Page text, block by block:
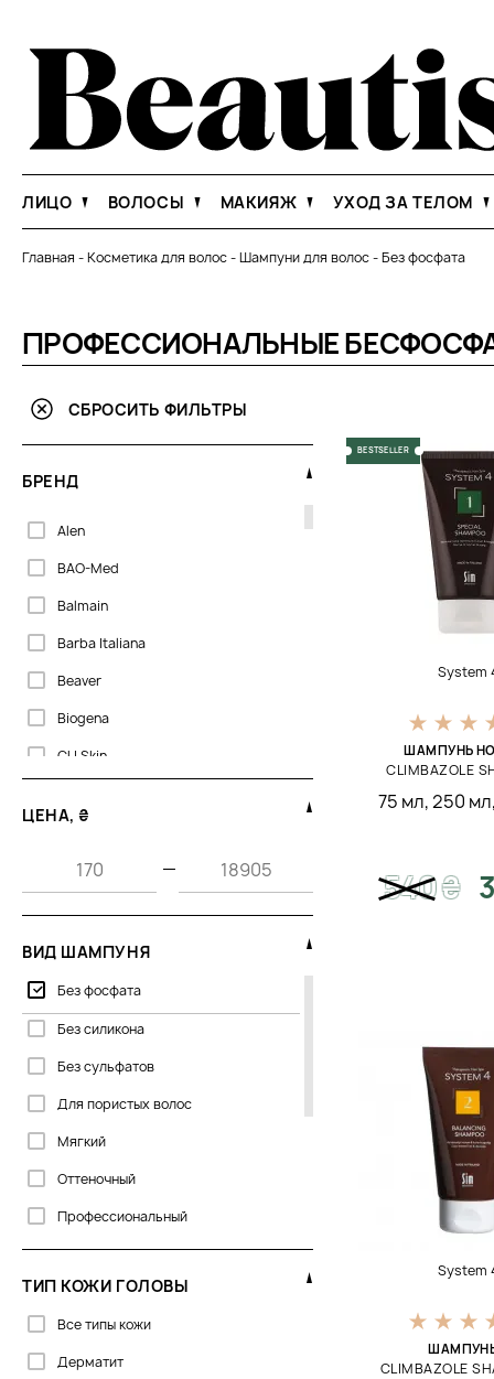
ЛИЦО ВОЛОСЫ МАКИЯЖ УХОД ЗА ТЕЛОМ
Главная -Косметика для волос-Шампуни для волос-Без фосфата
ПРОФЕССИОНАЛЬНЫЕ
СБРОСИТЬ ФИЛЬТРЫ
БРЕНД
Alen
BAO-Med
Balmain
Barba Italiana
Beaver
Biogena
CU Skin
DSD de Luxe
Davroe
Dr.Spiller
Lola Cosmetics
Mediceuticals
Milbon
ЦЕНА, ₴
—
ВИД ШАМПУНЯ
Без фосфата
Без силикона
Без сульфатов
Для пористых волос
Мягкий
Оттеночный
Профессиональный
С кератином
Сухой
Твердый
Тонирующий
ТИП КОЖИ ГОЛОВЫ
Все типы кожи
Дерматит
BESTSELLER
System
ШАМПУНЬ
CLIMBAZOLE
75 мл,250 мл,
540₴
System
CLIMBAZOLE